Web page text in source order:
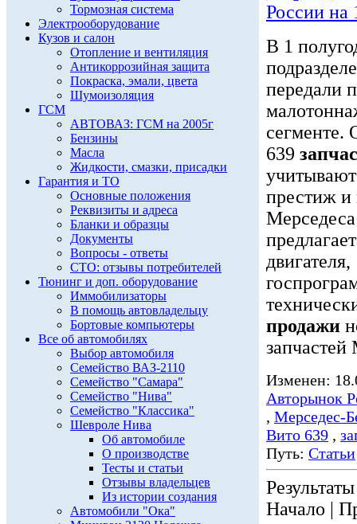
Тормозная система
Электрооборудование
Кузов и салон
Отопление и вентиляция
Антикоррозийная защита
Покраска, эмали, цвета
Шумоизоляция
ГСМ
АВТОВАЗ: ГСМ на 2005г
Бензины
Масла
Жидкости, смазки, присадки
Гарантия и ТО
Основные положения
Реквизиты и адреса
Бланки и образцы
Документы
Вопросы - ответы
СТО: отзывы потребителей
Тюнинг и доп. оборудование
Иммобилизаторы
В помощь автовладельцу
Бортовые компьютеры
Все об автомобилях
Выбор автомобиля
Семейство ВАЗ-2110
Семейство "Самара"
Семейство "Нива"
Семейство "Классика"
Шевроле Нива
Об автомобиле
О производстве
Тесты и статьи
Отзывы владельцев
Из истории создания
Автомобили "Ока"
России на
В 1
передали
сегменте.
639
престиж и
продажи
Изменен:
Авторынок
, Мерседес-
Вито 639 ,
Путь: Статьи
Начало |